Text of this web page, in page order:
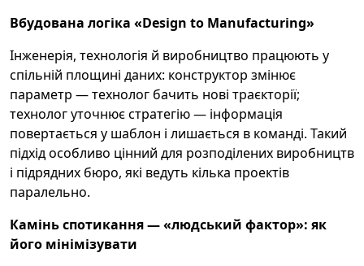
Вбудована логіка «Design to Manufacturing»
Інженерія, технологія й виробництво працюють у
спільній площині даних: конструктор змінює
параметр — технолог бачить нові траєкторії;
технолог уточнює стратегію — інформація
повертається у шаблон і лишається в команді. Такий
підхід особливо цінний для розподілених виробництв
і підрядних бюро, які ведуть кілька проектів
паралельно.
Камінь спотикання — «людський фактор»: як
його мінімізувати